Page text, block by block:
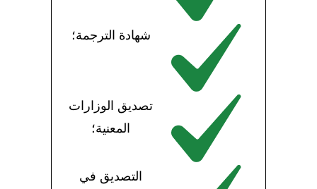
شهادة الترجمة؛
تصديق الوزارات
المعنية؛
التصديق في